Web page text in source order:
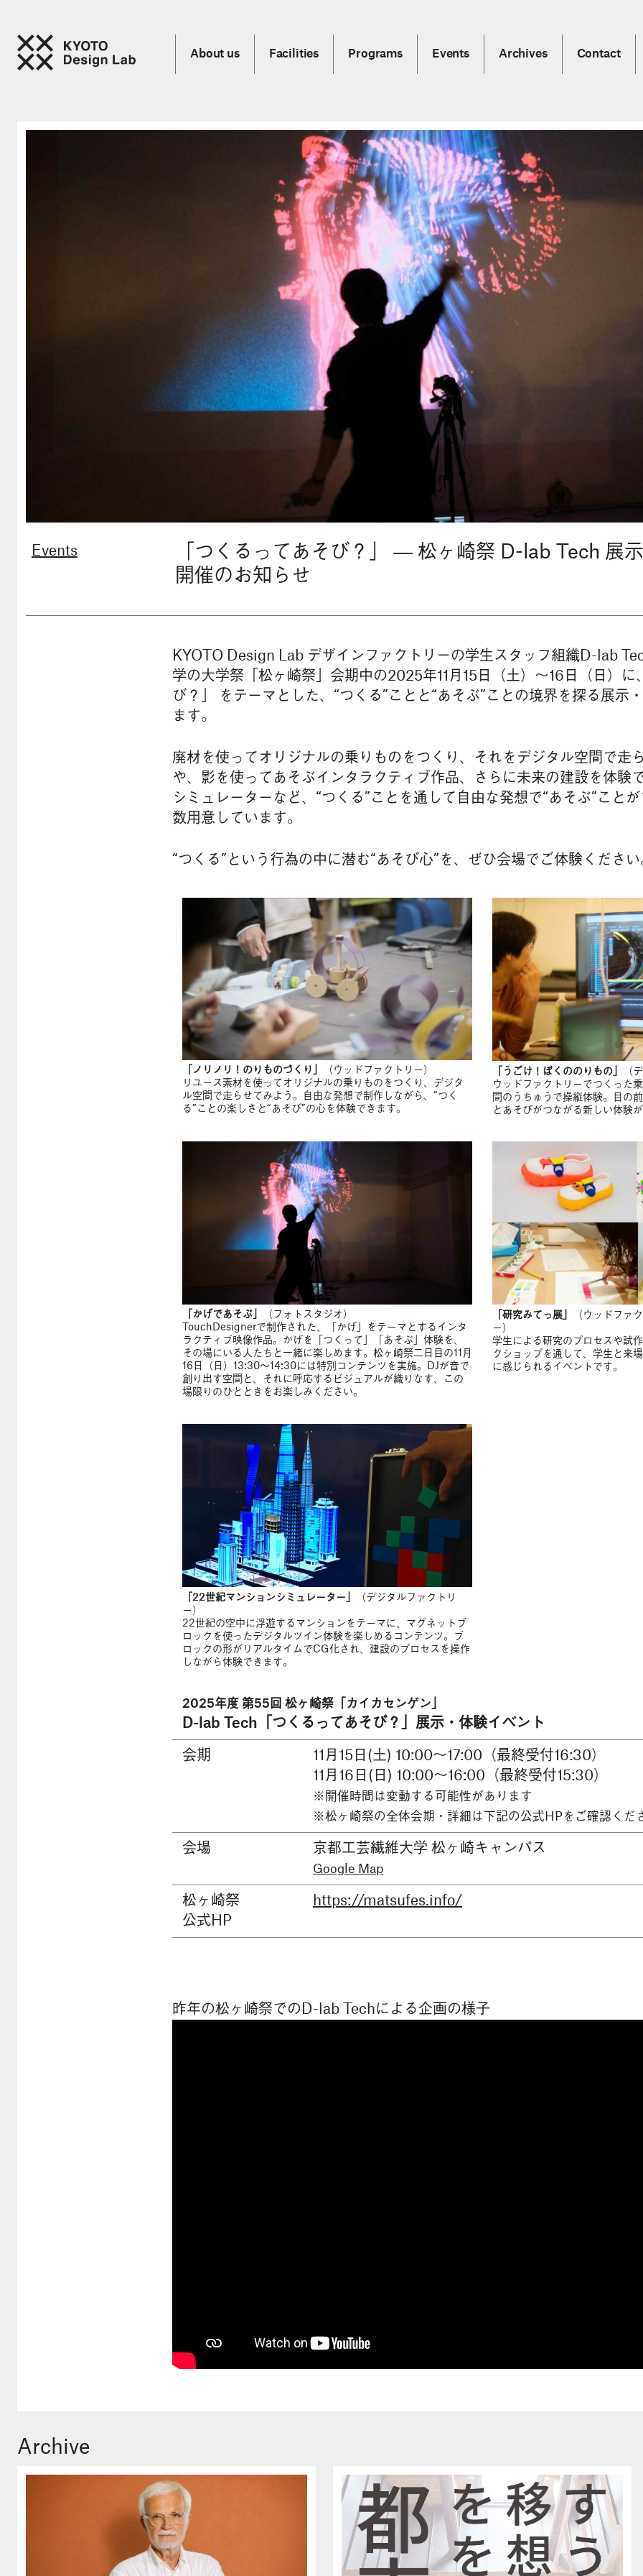
About us Facilities Programs Events Archives Contact
Events
「つくるってあそび？」 ― 松ヶ崎祭 D-lab Tech 展
開催のお知らせ
KYOTO Design Lab デザインファクトリーの学生スタッフ組織D-lab
学の大学祭「松ヶ崎祭」会期中の2025年11月15日（土）〜16日（日）に
び？」 をテーマとした、“つくる”ことと“あそぶ”ことの境界を探る展示
ます。
廃材を使ってオリジナルの乗りものをつくり、それをデジタル空間で走
や、影を使ってあそぶインタラクティブ作品、さらに未来の建設を体験
シミュレーターなど、“つくる”ことを通して自由な発想で“あそぶ”こと
数用意しています。
“つくる”という行為の中に潜む“あそび心”を、ぜひ会場でご体験ください
「ノリノリ！のりものづくり」
（ウッドファクトリー）
リユース素材を使ってオリジナルの乗りものをつくり、デジタ
ル空間で走らせてみよう。自由な発想で制作しながら、“つく
る”ことの楽しさと“あそび”の心を体験できます。
「うごけ！ぼくののりもの」
（
ウッドファクトリーでつくった
間のうちゅうで操縦体験。目の
とあそびがつながる新しい体験
「かげであそぶ」
（フォトスタジオ）
TouchDesignerで制作された、「かげ」をテーマとするインタ
ラクティブ映像作品。かげを「つくって」「あそぶ」体験を、
その場にいる人たちと一緒に楽しめます。松ヶ崎祭二日目の11月
16日（日）13:30〜14:30には特別コンテンツを実施。DJが音で
創り出す空間と、それに呼応するビジュアルが織りなす、この
場限りのひとときをお楽しみください。
「研究みてっ展」
（ウッドファ
ー）
学生による研究のプロセスや試
クショップを通して、学生と来
に感じられるイベントです。
「22世紀マンションシミュレーター」
（デジタルファクトリ
ー）
22世紀の空中に浮遊するマンションをテーマに、マグネットブ
ロックを使ったデジタルツイン体験を楽しめるコンテンツ。ブ
ロックの形がリアルタイムでCG化され、建設のプロセスを操作
しながら体験できます。
2025年度 第55回 松ヶ崎祭「カイカセンゲン」
D-lab Tech「つくるってあそび？」展示・体験イベント
会期
11月15日(土) 10:00〜17:00（最終受付16:30）
11月16日(日) 10:00〜16:00（最終受付15:30）
※開催時間は変動する可能性があります
※松ヶ崎祭の全体会期・詳細は下記の公式HPをご確認くだ
会場 京都工芸繊維大学 松ヶ崎キャンパス
Google Map
松ヶ崎祭
公式HP
https://matsufes.info/
昨年の松ヶ崎祭でのD-lab Techによる企画の様子
Archive